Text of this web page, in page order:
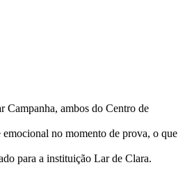
Campanha, ambos do Centro de
no momento de prova, o que
para a instituição Lar de Clara.